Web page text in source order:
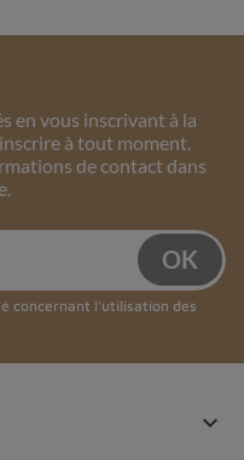
en vous inscrivant à la
à tout moment.
de contact dans
concernant l'utilisation des
